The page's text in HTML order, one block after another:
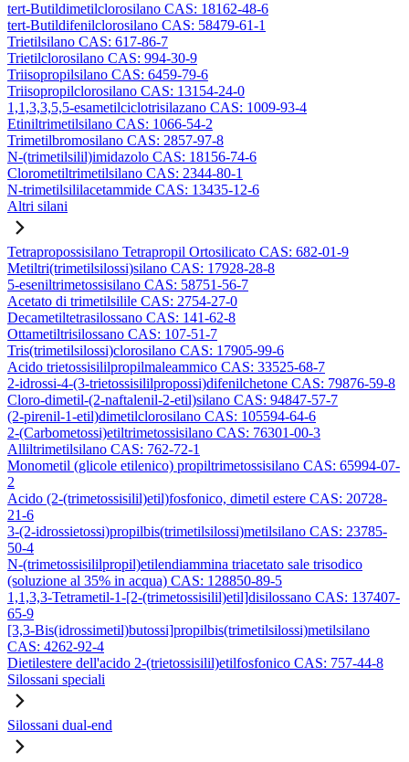
tert-Butildimetilclorosilano CAS: 18162-48-6
tert-Butildifenilclorosilano CAS: 58479-61-1
Trietilsilano CAS: 617-86-7
Trietilclorosilano CAS: 994-30-9
Triisopropilsilano CAS: 6459-79-6
Triisopropilclorosilano CAS: 13154-24-0
1,1,3,3,5,5-esametilciclotrisilazano CAS: 1009-93-4
Etiniltrimetilsilano CAS: 1066-54-2
Trimetilbromosilano CAS: 2857-97-8
N-(trimetilsilil)imidazolo CAS: 18156-74-6
Clorometiltrimetilsilano CAS: 2344-80-1
N-trimetilsililacetammide CAS: 13435-12-6
Altri silani
Tetrapropossisilano Tetrapropil Ortosilicato CAS: 682-01-9
Metiltri(trimetilsilossi)silano CAS: 17928-28-8
5-eseniltrimetossisilano CAS: 58751-56-7
Acetato di trimetilsilile CAS: 2754-27-0
Decametiltetrasilossano CAS: 141-62-8
Ottametiltrisilossano CAS: 107-51-7
Tris(trimetilsilossi)clorosilano CAS: 17905-99-6
Acido trietossisililpropilmaleammico CAS: 33525-68-7
2-idrossi-4-(3-trietossisililpropossi)difenilchetone CAS: 79876-59-8
Cloro-dimetil-(2-naftalenil-2-etil)silano CAS: 94847-57-7
(2-pirenil-1-etil)dimetilclorosilano CAS: 105594-64-6
2-(Carbometossi)etiltrimetossisilano CAS: 76301-00-3
Alliltrimetilsilano CAS: 762-72-1
Monometil (glicole etilenico) propiltrimetossisilano CAS: 65994-07-
2
Acido (2-(trimetossisilil)etil)fosfonico, dimetil estere CAS: 20728-
21-6
3-(2-idrossietossi)propilbis(trimetilsilossi)metilsilano CAS: 23785-
50-4
N-(trimetossisililpropil)etilendiammina triacetato sale trisodico
(soluzione al 35% in acqua) CAS: 128850-89-5
1,1,3,3-Tetrametil-1-[2-(trimetossisilil)etil]disilossano CAS: 137407-
65-9
[3,3-Bis(idrossimetil)butossi]propilbis(trimetilsilossi)metilsilano
CAS: 4262-92-4
Dietilestere dell'acido 2-(trietossisilil)etilfosfonico CAS: 757-44-8
Silossani speciali
Silossani dual-end